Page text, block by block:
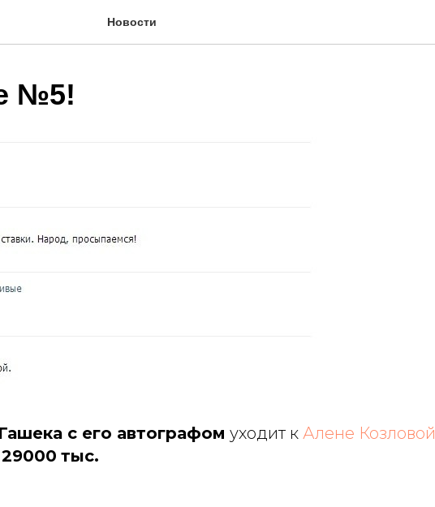
Новости
№5!
с его автографом уходит к Алене Козловой
29000 тыс.